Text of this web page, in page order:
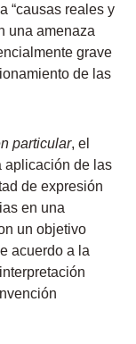
“causas reales y
una amenaza
grave
de las
particular, el
aplicación de las
de expresión
en una
un objetivo
acuerdo a la